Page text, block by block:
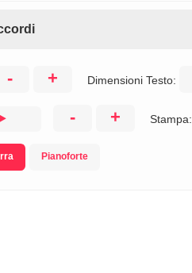
- + Dimensioni Testo:
- + Stampa:
Pianoforte